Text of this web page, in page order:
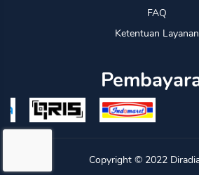
FAQ
Ketentuan Layanan
Copyright © 2022